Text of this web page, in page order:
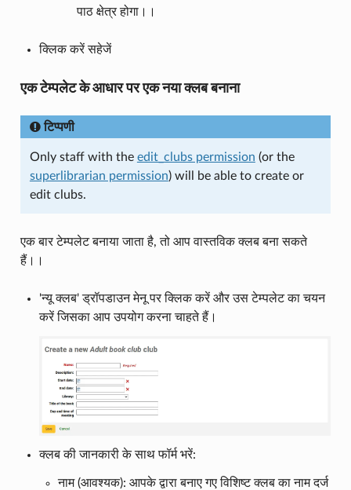
पाठ क्षेत्र होगा।।
क्लिक करें सहेजें
एक टेम्पलेट के आधार पर एक नया क्लब बनाना
टिप्पणी
Only staff with the edit_clubs permission (or the
superlibrarian permission) will be able to create or
edit clubs.
एक बार टेम्पलेट बनाया जाता है, तो आप वास्तविक क्लब बना सकते
हैं।।
'न्यू क्लब' ड्रॉपडाउन मेनू पर क्लिक करें और उस टेम्पलेट का चयन
करें जिसका आप उपयोग करना चाहते हैं।
क्लब की जानकारी के साथ फॉर्म भरें:
नाम (आवश्यक): आपके द्वारा बनाए गए विशिष्ट क्लब का नाम दर्ज